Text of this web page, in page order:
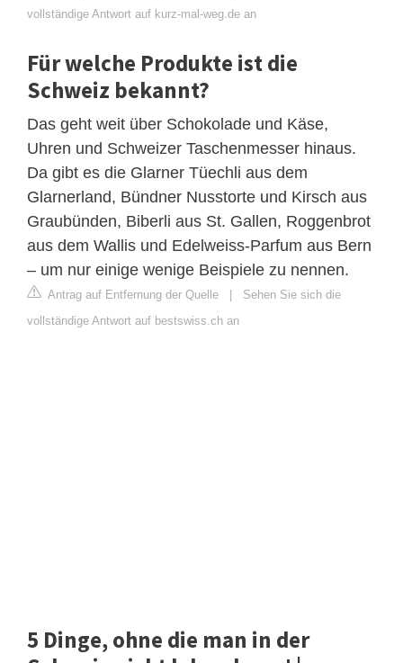
vollständige Antwort auf kurz-mal-weg.de an
Für welche Produkte ist die
Schweiz bekannt?
Das geht weit über Schokolade und Käse,
Uhren und Schweizer Taschenmesser hinaus.
Da gibt es die Glarner Tüechli aus dem
Glarnerland, Bündner Nusstorte und Kirsch aus
Graubünden, Biberli aus St. Gallen, Roggenbrot
aus dem Wallis und Edelweiss-Parfum aus Bern
– um nur einige wenige Beispiele zu nennen.
Antrag auf Entfernung der Quelle
Sehen Sie sich die
vollständige Antwort auf bestswiss.ch an
5 Dinge, ohne die man in der